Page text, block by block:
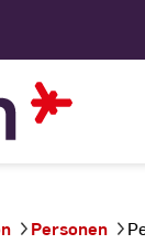
Personen